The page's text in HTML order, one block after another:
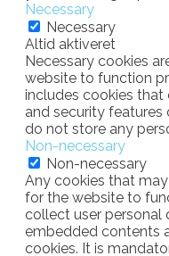
Necessary
Necessary
Altid aktiveret
Necessary cookies
website to function
includes cookies that
and security features
do not store any
Non-necessary
Non-necessary
Any cookies that
for the website to
collect user personal
embedded contents
cookies. It is